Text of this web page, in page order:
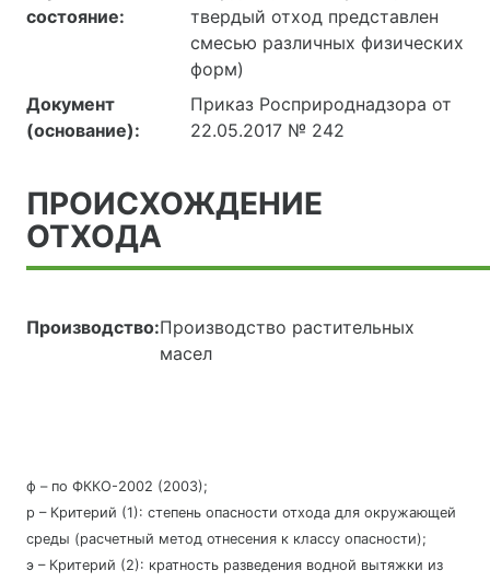
состояние:
твердый отход представлен
смесью различных физических
форм)
Документ
(основание):
Приказ Росприроднадзора от
22.05.2017 № 242
ПРОИСХОЖДЕНИЕ
ОТХОДА
Производство:Производство растительных
масел
ф – по ФККО-2002 (2003);
р – Критерий (1): степень опасности отхода для окружающей
среды (расчетный метод отнесения к классу опасности);
э – Критерий (2): кратность разведения водной вытяжки из